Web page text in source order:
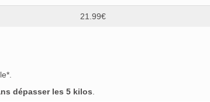
21.99€
dépasser les 5 kilos